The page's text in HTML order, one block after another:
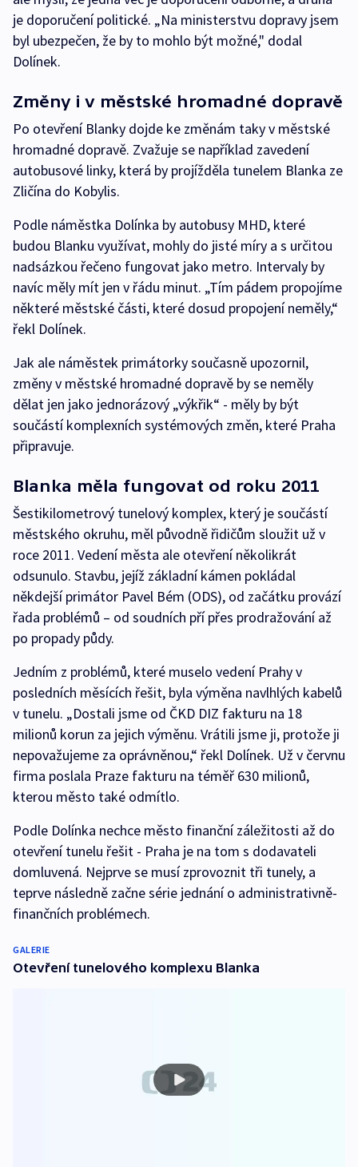
je doporučení politické. „Na ministerstvu dopravy jsem
byl ubezpečen, že by to mohlo být možné," dodal
Dolínek.
Změny i v městské hromadné dopravě
Po otevření Blanky dojde ke změnám taky v městské
hromadné dopravě. Zvažuje se například zavedení
autobusové linky, která by projížděla tunelem Blanka ze
Zličína do Kobylis.
Podle náměstka Dolínka by autobusy MHD, které
budou Blanku využívat, mohly do jisté míry a s určitou
nadsázkou řečeno fungovat jako metro. Intervaly by
navíc měly mít jen v řádu minut. „Tím pádem propojíme
některé městské části, které dosud propojení neměly,“
řekl Dolínek.
Jak ale náměstek primátorky současně upozornil,
změny v městské hromadné dopravě by se neměly
dělat jen jako jednorázový „výkřik“ - měly by být
součástí komplexních systémových změn, které Praha
připravuje.
Blanka měla fungovat od roku 2011
Šestikilometrový tunelový komplex, který je součástí
městského okruhu, měl původně řidičům sloužit už v
roce 2011. Vedení města ale otevření několikrát
odsunulo. Stavbu, jejíž základní kámen pokládal
někdejší primátor Pavel Bém (ODS), od začátku provází
řada problémů – od soudních pří přes prodražování až
po propady půdy.
Jedním z problémů, které muselo vedení Prahy v
posledních měsících řešit, byla výměna navlhlých kabelů
v tunelu. „Dostali jsme od ČKD DIZ fakturu na 18
milionů korun za jejich výměnu. Vrátili jsme ji, protože ji
nepovažujeme za oprávněnou,“ řekl Dolínek. Už v červnu
firma poslala Praze fakturu na téměř 630 milionů,
kterou město také odmítlo.
Podle Dolínka nechce město finanční záležitosti až do
otevření tunelu řešit - Praha je na tom s dodavateli
domluvená. Nejprve se musí zprovoznit tři tunely, a
teprve následně začne série jednání o administrativně-
finančních problémech.
GALERIE
Otevření tunelového komplexu Blanka